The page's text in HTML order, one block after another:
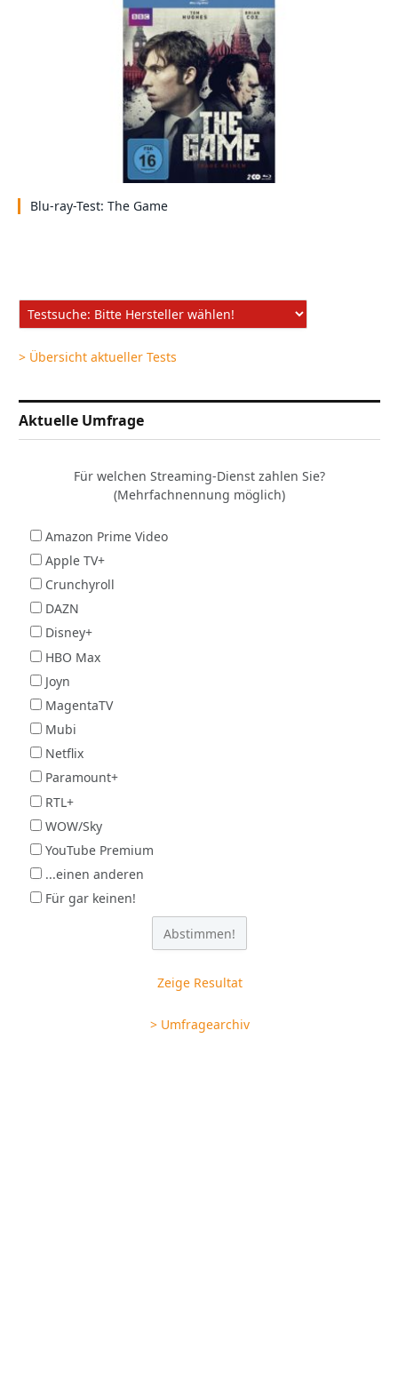
Blu-ray-Test: The Game
> Übersicht aktueller Tests
Aktuelle Umfrage
Für welchen Streaming-Dienst zahlen Sie?
(Mehrfachnennung möglich)
Amazon Prime Video
Apple TV+
Crunchyroll
DAZN
Disney+
HBO Max
Joyn
MagentaTV
Mubi
Netflix
Paramount+
RTL+
WOW/Sky
YouTube Premium
...einen anderen
Für gar keinen!
Zeige Resultat
> Umfragearchiv